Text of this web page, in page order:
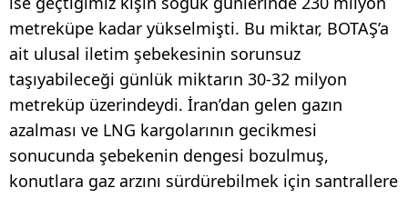
metreküpe kadar yükselmişti. Bu miktar, BOTAŞ’a
ait ulusal iletim şebekesinin sorunsuz
taşıyabileceği günlük miktarın 30-32 milyon
metreküp üzerindeydi. İran’dan gelen gazın
azalması ve LNG kargolarının gecikmesi
sonucunda şebekenin dengesi bozulmuş,
konutlara gaz arzını sürdürebilmek için santrallere